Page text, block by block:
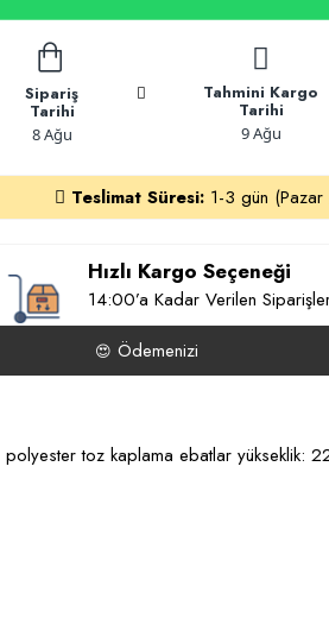
Sipariş
Tarihi
8 Ağu
Tahmini Kargo
Tarihi
9 Ağu
Teslimat Süresi: 1-3 gün
Hızlı Kargo Seçeneği
14:00’a Kadar Verilen
😍 Ödemenizi
toz kaplama ebatlar yükseklik: